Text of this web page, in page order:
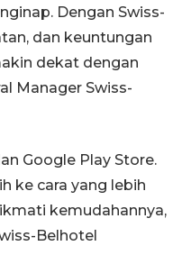
Dengan Swiss-
dan keuntungan
dekat dengan
Manager Swiss-
Google Play Store.
ke cara yang lebih
kemudahannya,
Belhotel
Kanwil